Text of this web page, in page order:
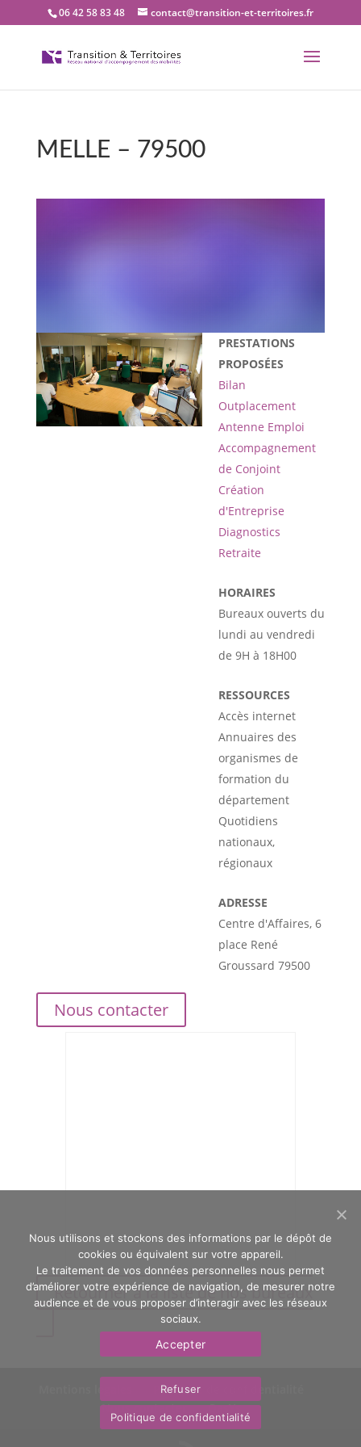
06 42 58 83 48 contact@transition-et-territoires.fr
MELLE – 79500
bureau Transition et
PRESTATIONS
PROPOSÉES
Bilan
Outplacement
Antenne Emploi
Accompagnement
de Conjoint
Création
d'Entreprise
Diagnostics
Retraite
HORAIRES
Bureaux ouverts du
lundi au vendredi
de 9H à 18H00
RESSOURCES
Accès internet
Annuaires des
organismes de
formation du
département
Quotidiens
nationaux,
régionaux
ADRESSE
Centre d'Affaires, 6
place René
Groussard 79500
Nous contacter
Retourner à la liste de nos bureaux
Politique de confidentialité
Nous contacter
OasYs
Nous utilisons et stockons des informations par le dépôt de
cookies ou équivalent sur votre appareil.
Le traitement de vos données personnelles nous permet
d’améliorer votre expérience de navigation, de mesurer notre
audience et de vous proposer d’interagir avec les réseaux
sociaux.
Accepter
Refuser
Politique de confidentialité